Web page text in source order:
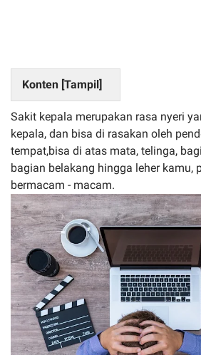
Konten [Tampil]
Sakit kepala merupakan rasa nyeri
kepala, dan bisa di rasakan oleh
tempat,bisa di atas mata, telinga,
bagian belakang hingga leher kamu,
bermacam - macam.